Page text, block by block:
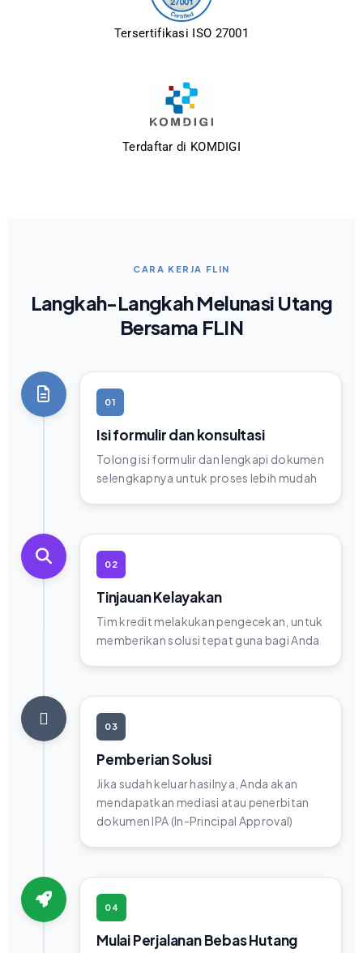
Tersertifikasi ISO 27001
Terdaftar di KOMDIGI
CARA KERJA FLIN
Langkah-Langkah Melunasi Utang
Bersama FLIN
01
Isi formulir dan konsultasi
Tolong isi formulir dan lengkapi dokumen
selengkapnya untuk proses lebih mudah
02
Tinjauan Kelayakan
Tim kredit melakukan pengecekan, untuk
memberikan solusi tepat guna bagi Anda
03
Pemberian Solusi
Jika sudah keluar hasilnya, Anda akan
mendapatkan mediasi atau penerbitan
dokumen IPA (In-Principal Approval)
04
Mulai Perjalanan Bebas Hutang